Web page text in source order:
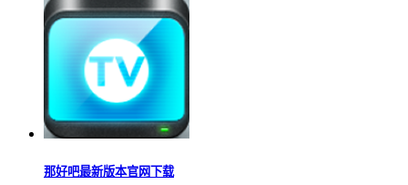
那好吧最新版本官网下载